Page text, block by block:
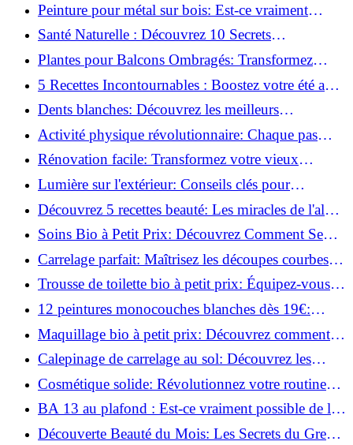
Peinture pour métal sur bois: Est-ce vraiment
possible?
Santé Naturelle : Découvrez 10 Secrets
Incontournables pour un Bien-être Optimal!
Plantes pour Balcons Ombragés: Transformez
votre Terrasse en Oasis Verte!
5 Recettes Incontournables : Boostez votre été avec
des huiles essentielles!
Dents blanches: Découvrez les meilleurs
ingrédients naturels!
Activité physique révolutionnaire: Chaque pas
compte pour votre santé!
Rénovation facile: Transformez votre vieux
parquet irrégulier en un clin d'œil!
Lumière sur l'extérieur: Conseils clés pour
concevoir et installer votre éclairage!
Découvrez 5 recettes beauté: Les miracles de l'aloe
vera pour votre peau!
Soins Bio à Petit Prix: Découvrez Comment Se
Chouchouter Pour Moins de 35€!
Carrelage parfait: Maîtrisez les découpes courbes
facilement!
Trousse de toilette bio à petit prix: Équipez-vous
pour moins de 25€!
12 peintures monocouches blanches dès 19€:
Découvrez les meilleures offres!
Maquillage bio à petit prix: Découvrez comment
s'équiper pour moins de 50€!
Calepinage de carrelage au sol: Découvrez les
astuces incontournables!
Cosmétique solide: Révolutionnez votre routine
beauté pour zéro déchet!
BA 13 au plafond : Est-ce vraiment possible de les
coller ?
Découverte Beauté du Mois: Les Secrets du Green